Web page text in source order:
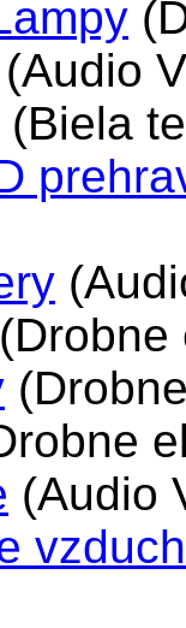
(Audio
(Biela
(Audio